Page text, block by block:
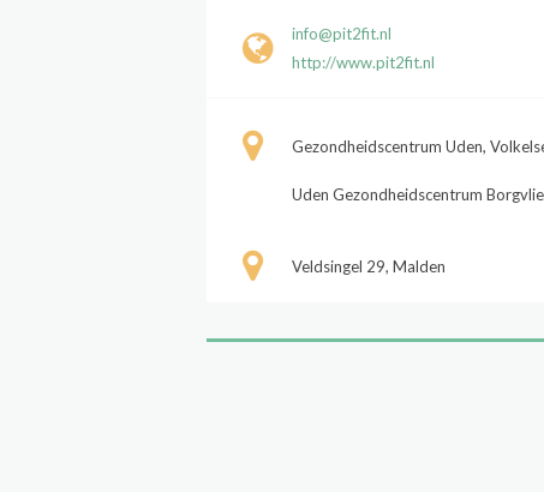
info@pit2fit.nl
http://www.pit2fit.nl
Gezondheidscentrum Uden,
Uden Gezondheidscentrum
Veldsingel 29, Malden